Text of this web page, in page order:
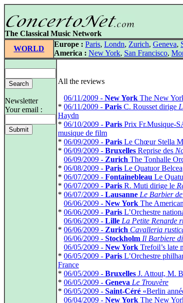
The Classical Music Network
WORLD
Europe : Paris, Londn, Zurich, Geneva,
America : New York, San Francisco,
Newsletter
Your email :
All the reviews
06/11/2009 - New York The New
* 06/11/2009 - Paris C. Rousset dirige
Haydn
* 06/10/2009 - Paris Prix Fr.Musique-
musique de film
* 06/09/2009 - Paris Le Chœur Stella
* 06/09/2009 - Bruxelles Reprise des
06/09/2009 - Zurich The Tonhalle
* 06/08/2009 - Paris Le Quatuor Belcea
* 06/07/2009 - Fontainebleau Le
* 06/07/2009 - Paris R. Muti dirige le
* 06/07/2009 - Lausanne Le Barbier
06/06/2009 - New York The
* 06/06/2009 - Paris L’Orchestre
06/06/2009 - Lille La Petite Renarde
* 06/06/2009 - Zurich Cavalleria
06/06/2009 - Stockholm Il Barbiere
06/05/2009 - New York Trefoil’s late
* 06/05/2009 - Paris L’Orchestre
France
* 06/05/2009 - Bruxelles J. Attout, M.
* 06/05/2009 - Geneva Le Trouvère
* 06/05/2009 - Saint-Céré «Berlin
06/04/2009 - New York The New